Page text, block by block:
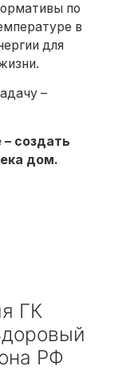
по
в
для
–
создать
дом.
РФ